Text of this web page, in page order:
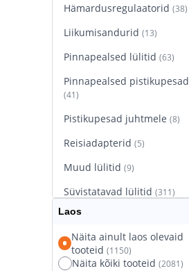
Hämardusregulaatorid (38)
Liikumisandurid (13)
Pinnapealsed lülitid (63)
Pinnapealsed pistikupesad
(41)
Pistikupesad juhtmele (8)
Reisiadapterid (5)
Muud lülitid (9)
Süvistatavad lülitid (311)
Süvistatavad pistikupesad
Termostaatlülitid
Laos
Näita ainult laos olevaid
tooteid (1150)
Näita kõiki tooteid (2081)